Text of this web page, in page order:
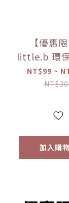
【優惠限
little.b 環
潔液-無
（50ml/
NT$99 ~
加入購